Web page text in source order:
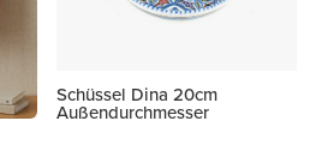
Schüssel Dina 20cm
Außendurchmesser